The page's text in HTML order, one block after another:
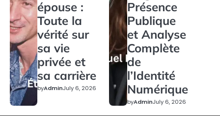
épouse :
Toute la
vérité sur
sa vie
privée et
sa carrière
byAdminJuly 6, 2026
Présence
Publique
et Analyse
Complète
de
l’Identité
Numérique
byAdminJuly 6, 2026